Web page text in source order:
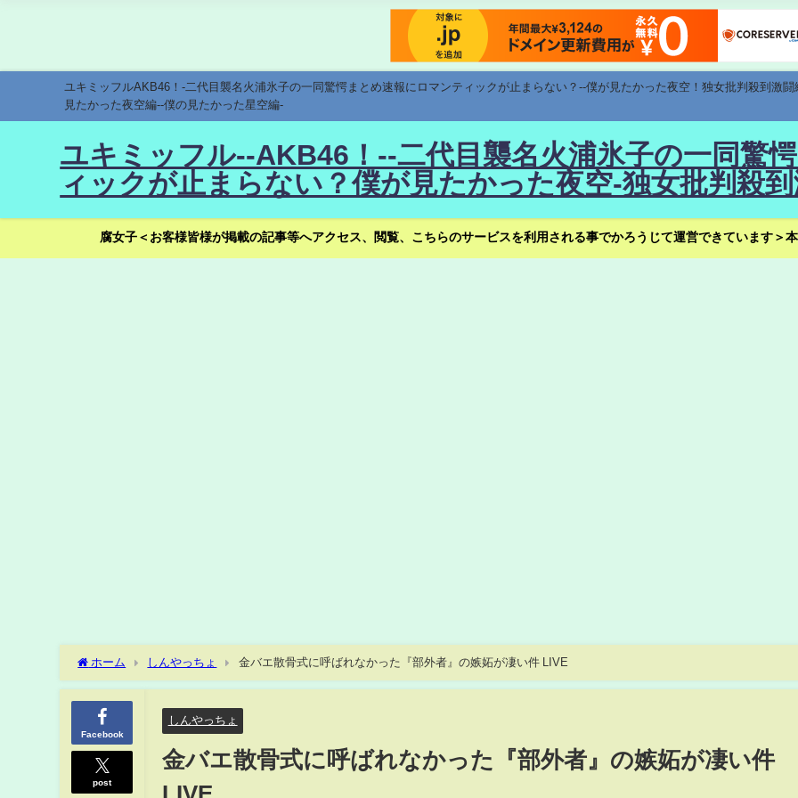
ユキミッフルAKB46！-二代目襲名火浦氷子の一同驚愕まとめ速報にロマンティックが止まらない？--僕が見たかった夜空！独女批判殺到激
見たかった夜空編--僕の見たかった星空編-
ユキミッフル--AKB46！--二代目襲名火浦氷子の一同驚
ィックが止まらない？僕が見たかった夜空-独女批判殺
腐女子＜お客様皆様が掲載の記事等へアクセス、閲覧、こちらのサービスを利用される事でかろうじて運営できています＞
ホーム しんやっちょ 金バエ散骨式に呼ばれなかった『部外者』の嫉妬が凄い件 LIVE
Facebook
post
しんやっちょ
金バエ散骨式に呼ばれなかった『部外者』の嫉妬が凄い件